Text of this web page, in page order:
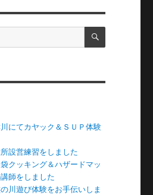
検
川にてカヤック＆ＳＵＰ体験
所設営練習をしました
袋クッキング＆ハザードマッ
師をしました
川遊び体験をお手伝いしま